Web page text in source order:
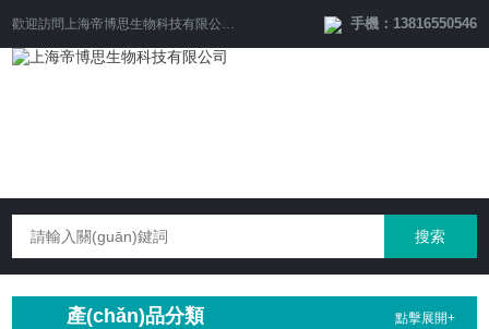
歡迎訪問 上海帝博思生物科技有限公司 手機：13816550546
產(chǎn)品分類 點擊展開+